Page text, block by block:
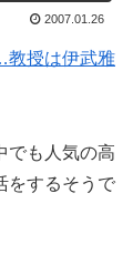
2007.01.26
教授は伊武雅
でも人気の高
をするそうで